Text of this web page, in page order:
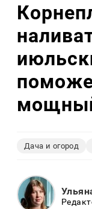
Дача и огород